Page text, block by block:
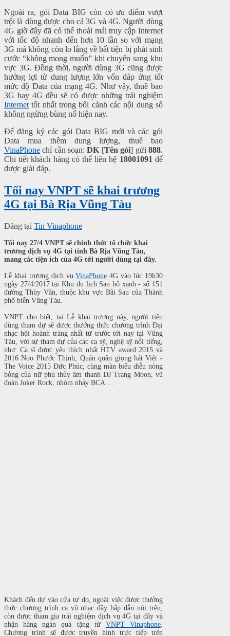
Ngoài ra, gói Data BIG còn có ưu điểm vượt
trội là dùng được cho cả 3G và 4G. Người dùng
4G giờ đây đã có thể thoải mái truy cập Internet
với tốc độ nhanh đến hơn 10 lần so với mạng
3G mà không còn lo lắng về bất tiện bị phát sinh
cước “không mong muốn” khi chuyển sang khu
vực 3G. Đồng thời, người dùng 3G cũng được
hưởng lợi từ dung lượng lớn vốn đáp ứng tốt
mức độ Data của mạng 4G. Như vậy, thuê bao
3G hay 4G đều sẽ có được những trải nghiệm
Internet tốt nhất trong bối cảnh các nội dung số
không ngừng bùng nổ hiện nay.
Để đăng ký các gói Data BIG mới và các gói
Data mua thêm dung lượng, thuê bao
VinaPhone chỉ cần soạn:DK [Tên gói] gửi 888.
Chi tiết khách hàng có thể liên hệ 18001091 để
được giải đáp.
Tối nay VNPT sẽ khai trương
4G tại Bà Rịa Vũng Tàu
Đăng tại Tin Vinaphone
Tối nay 27/4 VNPT sẽ chính thức tổ chức khai
trương dịch vụ 4G tại tỉnh Bà Rịa Vũng Tàu,
mang các tiện ích của 4G tới người dùng tại đây.
Lễ khai trương dịch vụVinaPhone 4G vào lúc 19h30
ngày 27/4/2017 tại Khu du lịch San hô xanh - số 151
đường Thùy Vân, thuộc khu vực Bãi Sau của Thành
phố biển Vũng Tàu.
VNPT cho biết, tại Lễ khai trương này, người tiêu
dùng tham dự sẽ được thưởng thức chương trình Đại
nhạc hội hoành tráng nhất từ trước tới nay tại Vũng
Tàu, với sự tham dự của các ca sỹ, nghệ sỹ nổi tiếng,
như: Ca sĩ được yêu thích nhất HTV award 2015 và
2016 Noo Phước Thịnh, Quán quân giọng hát Việt -
The Voice 2015 Đức Phúc, cùng màn biểu diễu nóng
bỏng của nữ phù thủy âm thanh DJ Trang Moon, vũ
đoàn Joker Rock, nhóm nhảy BCA....
Khách đến dự vào cửa tự do, ngoài việc được thưởng
thức chương trình ca vũ nhạc đầy hấp dẫn nói trên,
còn được tham gia trải nghiệm dịch vụ 4G tại đây và
nhận hàng ngàn quà tặng từ VNPT Vinaphone.
Chương trình sẽ được truyền hình trực tiếp trên